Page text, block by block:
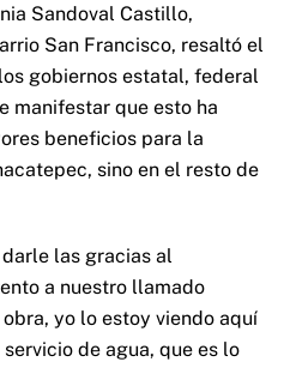
Sandoval Castillo,
San Francisco, resaltó el
gobiernos estatal, federal
manifestar que esto ha
beneficios para la
sino en el resto de
darle las gracias al
a nuestro llamado
yo lo estoy viendo aquí
de agua, que es lo